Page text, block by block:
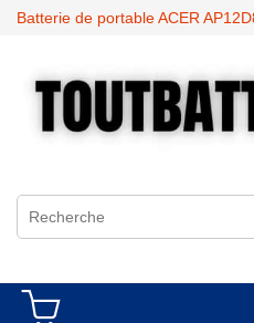
Batterie de portable ACER